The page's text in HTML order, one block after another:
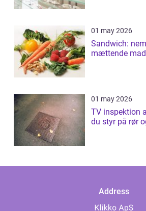
01 may 2026
Sandwich:
mættende
01 may 2026
TV inspektion
du styr på rør
Address